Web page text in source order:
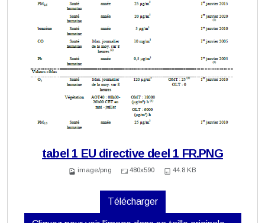
tabel 1 EU directive deel 1 FR.PNG
image/png 480x590 44.8 KB
Télécharger